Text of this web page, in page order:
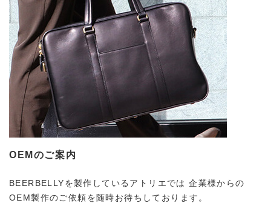
OEMのご案内
BEERBELLYを製作しているアトリエでは 企業様からの
OEM製作のご依頼を随時お待ちしております。